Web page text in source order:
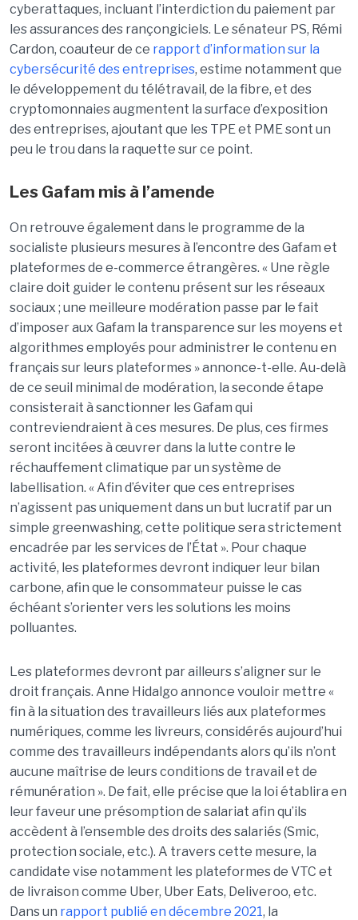
cyberattaques, incluant l’interdiction du paiement par
les assurances des rançongiciels. Le sénateur PS, Rémi
Cardon, coauteur de ce rapport d’information sur la
cybersécurité des entreprises, estime notamment que
le développement du télétravail, de la fibre, et des
cryptomonnaies augmentent la surface d’exposition
des entreprises, ajoutant que les TPE et PME sont un
peu le trou dans la raquette sur ce point.
Les Gafam mis à l’amende
On retrouve également dans le programme de la
socialiste plusieurs mesures à l’encontre des Gafam et
plateformes de e-commerce étrangères. « Une règle
claire doit guider le contenu présent sur les réseaux
sociaux ; une meilleure modération passe par le fait
d’imposer aux Gafam la transparence sur les moyens et
algorithmes employés pour administrer le contenu en
français sur leurs plateformes » annonce-t-elle. Au-delà
de ce seuil minimal de modération, la seconde étape
consisterait à sanctionner les Gafam qui
contreviendraient à ces mesures. De plus, ces firmes
seront incitées à œuvrer dans la lutte contre le
réchauffement climatique par un système de
labellisation. « Afin d’éviter que ces entreprises
n’agissent pas uniquement dans un but lucratif par un
simple greenwashing, cette politique sera strictement
encadrée par les services de l’État ». Pour chaque
activité, les plateformes devront indiquer leur bilan
carbone, afin que le consommateur puisse le cas
échéant s’orienter vers les solutions les moins
polluantes.
Les plateformes devront par ailleurs s’aligner sur le
droit français. Anne Hidalgo annonce vouloir mettre «
fin à la situation des travailleurs liés aux plateformes
numériques, comme les livreurs, considérés aujourd’hui
comme des travailleurs indépendants alors qu’ils n’ont
aucune maîtrise de leurs conditions de travail et de
rémunération ». De fait, elle précise que la loi établira en
leur faveur une présomption de salariat afin qu’ils
accèdent à l’ensemble des droits des salariés (Smic,
protection sociale, etc.). A travers cette mesure, la
candidate vise notamment les plateformes de VTC et
de livraison comme Uber, Uber Eats, Deliveroo, etc.
Dans un rapport publié en décembre 2021, la